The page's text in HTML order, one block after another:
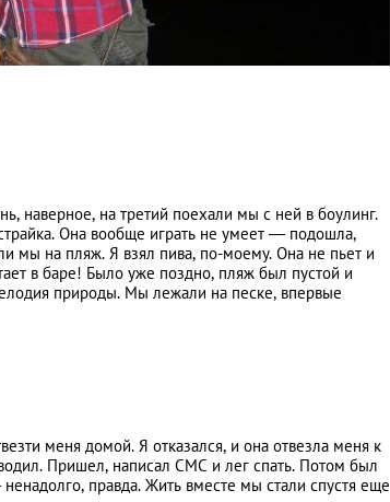
наверное, на третий поехали мы с ней в боулинг.
Она вообще играть не умеет — подошла,
мы на пляж. Я взял пива, по-моему. Она не пьет и
в баре! Было уже поздно, пляж был пустой и
природы. Мы лежали на песке, впервые
меня домой. Я отказался, и она отвезла меня к
Пришел, написал СМС и лег спать. Потом был
правда. Жить вместе мы стали спустя еще